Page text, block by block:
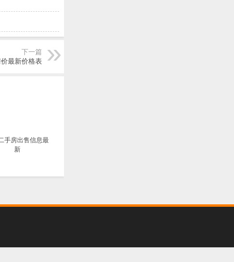
下一篇
最新价格表
手房出售信息最
新